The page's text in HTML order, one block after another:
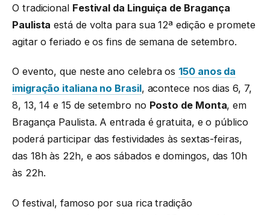
O tradicional Festival da Linguiça de Bragança
Paulista está de volta para sua 12ª edição e promete
agitar o feriado e os fins de semana de setembro.
O evento, que neste ano celebra os 150 anos da
imigração italiana no Brasil, acontece nos dias 6, 7,
8, 13, 14 e 15 de setembro no Posto de Monta, em
Bragança Paulista. A entrada é gratuita, e o público
poderá participar das festividades às sextas-feiras,
das 18h às 22h, e aos sábados e domingos, das 10h
às 22h.
O festival, famoso por sua rica tradição